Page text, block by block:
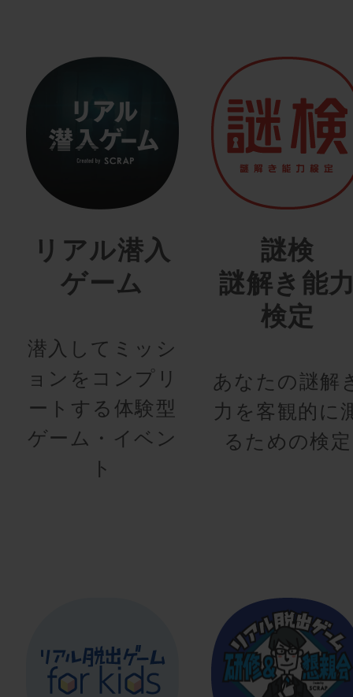
リアル潜入
ゲーム
潜入してミッシ
ョンをコンプリ
ートする体験型
ゲーム・イベン
ト
謎検
謎解き能
検定
あなたの謎解
力を客観的に
るための検定